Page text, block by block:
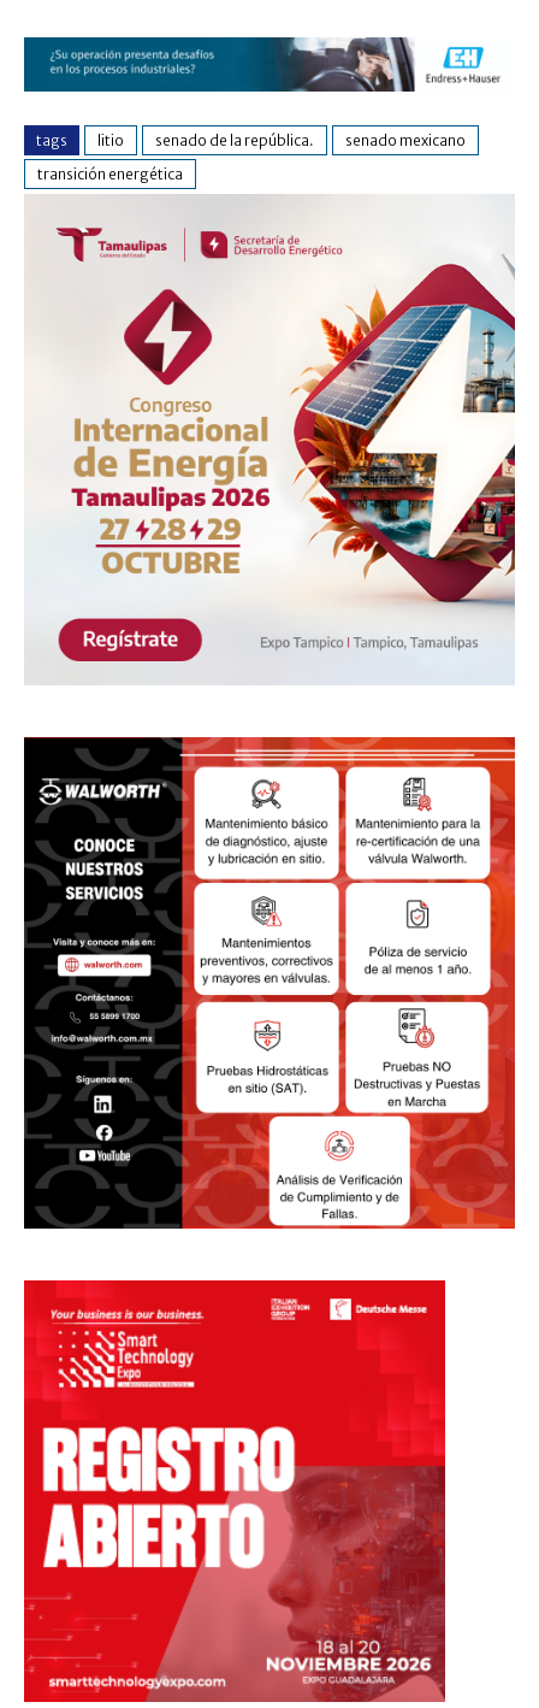
tags litio senado de la república.
senado mexicano
transición energética